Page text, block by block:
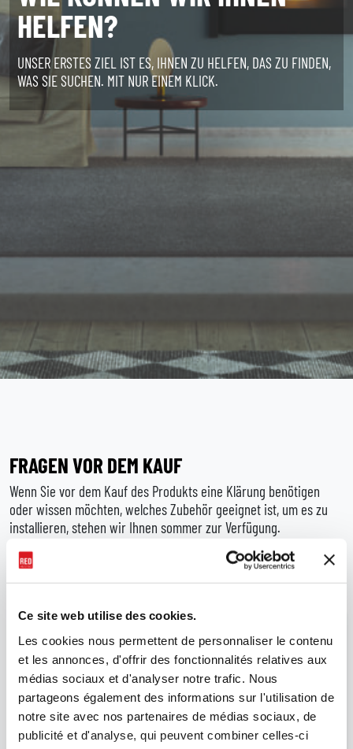
Ce site web utilise des cookies.
Les cookies nous permettent de personnaliser le contenu
et les annonces, d'offrir des fonctionnalités relatives aux
médias sociaux et d'analyser notre trafic. Nous
partageons également des informations sur l'utilisation de
notre site avec nos partenaires de médias sociaux, de
publicité et d'analyse, qui peuvent combiner celles-ci
HELFEN?
UNSER ERSTES ZIEL IST ES, IHNEN ZU HELFEN, DAS ZU FINDEN,
WAS SIE SUCHEN. MIT NUR EINEM KLICK.
FRAGEN VOR DEM KAUF
Wenn Sie vor dem Kauf des Produkts eine Klärung benötigen
oder wissen möchten, welches Zubehör geeignet ist, um es zu
installieren, stehen wir Ihnen sommer zur Verfügung.
KONTAKTIERE UNS
Bitte füllen Sie das untenstehende Formular für allgemeine
Fragen aus.
Wenn Sie bereits ein Produkt von uns besitzen und
technische Unterstützung benötigen, laden wir Sie ein, das